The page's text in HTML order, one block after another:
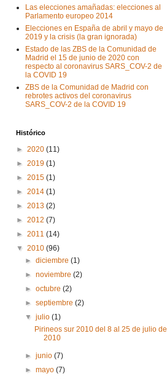
Las elecciones amañadas: elecciones al
Parlamento europeo 2014
Elecciones en España de abril y mayo de
2019 y la crisis (la gran ignorada)
Estado de las ZBS de la Comunidad de
Madrid el 15 de junio de 2020 con
respecto al coronavirus SARS_COV-2 de
la COVID 19
ZBS de la Comunidad de Madrid con
rebrotes activos del coronavirus
SARS_COV-2 de la COVID 19
Histórico
► 2020 (11)
► 2019 (1)
► 2015 (1)
► 2014 (1)
► 2013 (2)
► 2012 (7)
► 2011 (14)
▼ 2010 (96)
►diciembre(1)
►noviembre(2)
►octubre(2)
►septiembre(2)
▼julio(1)
Pirineos sur 2010 del 8 al 25 de julio de
2010
►junio(7)
►mayo(7)